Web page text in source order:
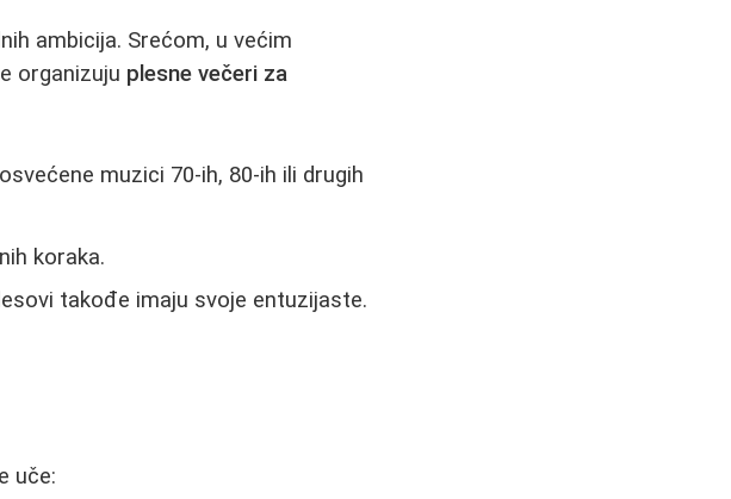
ambicija. Srećom, u većim
organizuju plesne večeri za
muzici 70-ih, 80-ih ili drugih
koraka.
takođe imaju svoje entuzijaste.
uče: